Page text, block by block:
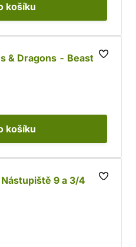
košíku
& Dragons - Beastly
košíku
9 a 3/4